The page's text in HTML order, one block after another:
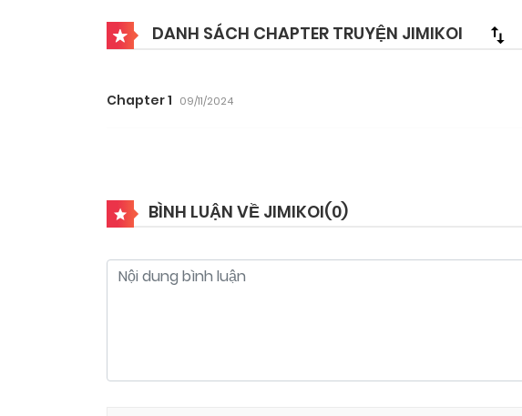
DANH SÁCH CHAPTER TRUYỆN JIMIKOI
Chapter 1 09/11/2024
BÌNH LUẬN VỀ JIMIKOI(0)